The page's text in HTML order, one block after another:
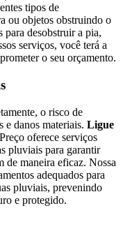
tipos de
ou objetos obstruindo o
para desobstruir a pia,
serviços, você terá a
o seu orçamento.
o risco de
e danos materiais. Ligue
oferece serviços
pluviais para garantir
de maneira eficaz. Nossa
adequados para
pluviais, prevenindo
e protegido.